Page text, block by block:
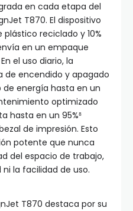
en cada etapa del
T870. El dispositivo
reciclado y 10%
en un empaque
el uso diario, la
encendido y apagado
energía hasta en un
optimizado
hasta en un 95%⁸
de impresión. Esto
potente que nunca
del espacio de trabajo,
la facilidad de uso.
T870 destaca por su